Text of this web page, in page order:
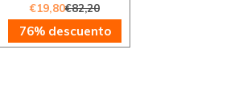
€19,80€82,20
76% descuento